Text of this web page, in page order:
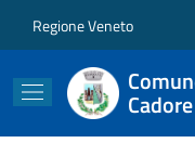
Regione Veneto
Cadore